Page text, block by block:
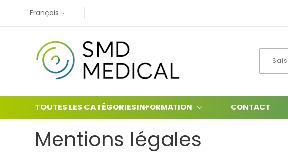
Français
TOUTES LES CATÉGORIESINFORMATION CONTACT
Mentions légales